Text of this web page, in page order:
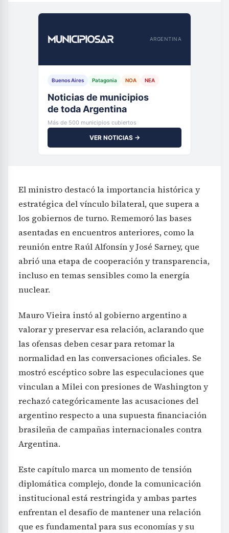
ARGENTINA
Buenos Aires Patagonia NOA NEA
Noticias de municipios
de toda Argentina
Más de 500 municipios cubiertos
VER NOTICIAS →
El ministro destacó la importancia histórica y
estratégica del vínculo bilateral, que supera a
los gobiernos de turno. Rememoró las bases
asentadas en encuentros anteriores, como la
reunión entre Raúl Alfonsín y José Sarney, que
abrió una etapa de cooperación y transparencia,
incluso en temas sensibles como la energía
nuclear.
Mauro Vieira instó al gobierno argentino a
valorar y preservar esa relación, aclarando que
las ofensas deben cesar para retomar la
normalidad en las conversaciones oficiales. Se
mostró escéptico sobre las especulaciones que
vinculan a Milei con presiones de Washington y
rechazó categóricamente las acusaciones del
argentino respecto a una supuesta financiación
brasileña de campañas internacionales contra
Argentina.
Este capítulo marca un momento de tensión
diplomática complejo, donde la comunicación
institucional está restringida y ambas partes
enfrentan el desafío de mantener una relación
que es fundamental para sus economías y su